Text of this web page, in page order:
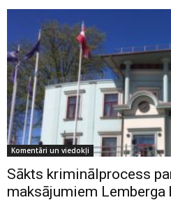
Komentāri un viedokļi
Sākts kriminālprocess
maksājumiem Lemberga